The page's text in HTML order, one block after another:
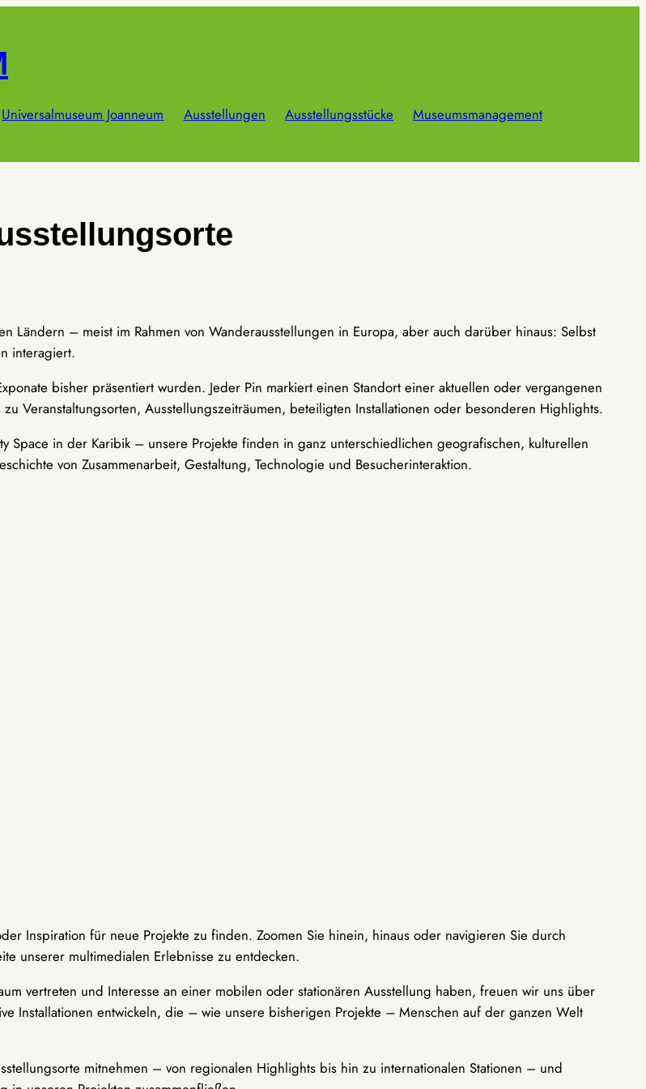
Universalmuseum Joanneum Ausstellungen Ausstellungsstücke
Museumsmanagement
Ländern – meist im Rahmen von Wanderausstellungen in Europa, aber auch darüber hinaus: Selbst
interagiert.
bisher präsentiert wurden. Jeder Pin markiert einen Standort einer aktuellen oder vergangenen
Veranstaltungsorten, Ausstellungszeiträumen, beteiligten Installationen oder besonderen Highlights.
Space in der Karibik – unsere Projekte finden in ganz unterschiedlichen geografischen, kulturellen
von Zusammenarbeit, Gestaltung, Technologie und Besucherinteraktion.
Inspiration für neue Projekte zu finden. Zoomen Sie hinein, hinaus oder navigieren Sie durch
unserer multimedialen Erlebnisse zu entdecken.
vertreten und Interesse an einer mobilen oder stationären Ausstellung haben, freuen wir uns über
Installationen entwickeln, die – wie unsere bisherigen Projekte – Menschen auf der ganzen Welt
mitnehmen – von regionalen Highlights bis hin zu internationalen Stationen – und